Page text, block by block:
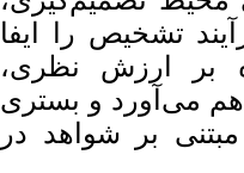
تشخیص را ایفا
بر ارزش نظری،
می‌آورد و بستری
بر شواهد در